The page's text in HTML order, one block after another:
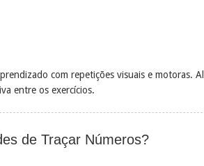
com repetições visuais e motoras.
entre os exercícios.
de Traçar Números?